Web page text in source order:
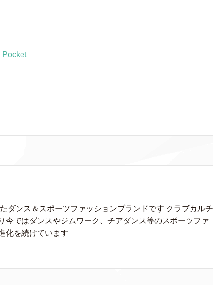
Pocket
ダンス＆スポーツファッションブランドです クラブカルチ
今ではダンスやジムワーク、チアダンス等のスポーツファ
化を続けています